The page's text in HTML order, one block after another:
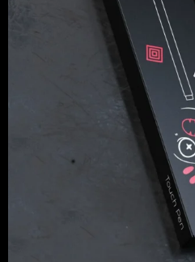
pluma
Branding &